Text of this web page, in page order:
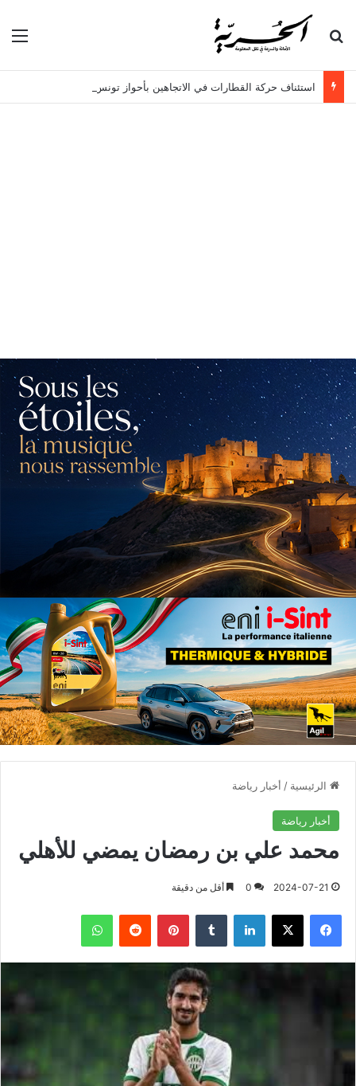
بحث عن
استئناف حركة القطارات في الاتجاهين بأحواز تونس الجنوبية
الرئيسية / أخبار رياضة
أخبار رياضة
محمد علي بن رمضان يمضي للأهلي
2024-07-21
0 أقل من دقيقة
فيسبوك X لينكدإن بينتيريست واتساب